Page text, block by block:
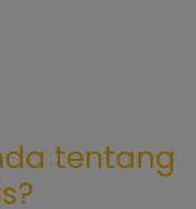
tentang